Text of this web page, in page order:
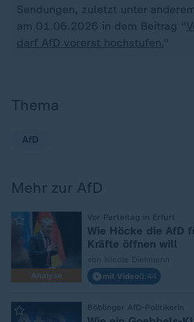
Sendungen, zuletzt unter
am 01.06.2026 in dem Beitrag "
darf AfD vorerst hochstufen."
Thema
AfD
Mehr zur AfD
Analyse
Vor Parteitag in Erfurt
Wie Höcke die AfD
Kräfte öffnen will
mit Video0:44
Böblinger AfD-Politikerin